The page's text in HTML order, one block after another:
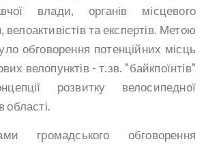
влади, органів місцевого
та експертів. Метою
обговорення потенційних місць
велопунктів - т.зв. "байкпоїнтів"
розвитку велосипедної
області.
громадського обговорення